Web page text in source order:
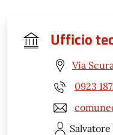
Ufficio
Via
0923
Salvatore